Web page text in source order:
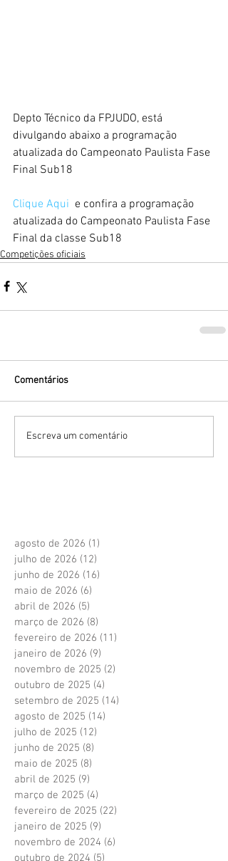
Depto Técnico da FPJUDO, está
divulgando abaixo a programação
atualizada do Campeonato Paulista Fase
Final Sub18
Clique Aqui e confira a programação
atualizada do Campeonato Paulista Fase
Final da classe Sub18
Competições oficiais
Comentários
Escreva um comentário
agosto de 2026 (1)
julho de 2026 (12)
junho de 2026 (16)
maio de 2026 (6)
abril de 2026 (5)
março de 2026 (8)
fevereiro de 2026 (11)
janeiro de 2026 (9)
novembro de 2025 (2)
outubro de 2025 (4)
setembro de 2025 (14)
agosto de 2025 (14)
julho de 2025 (12)
junho de 2025 (8)
maio de 2025 (8)
abril de 2025 (9)
março de 2025 (4)
fevereiro de 2025 (22)
janeiro de 2025 (9)
novembro de 2024 (6)
outubro de 2024 (5)